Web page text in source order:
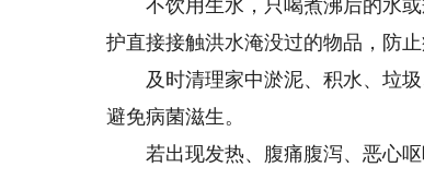
不饮用生水，只喝煮沸后的水或
护直接接触洪水淹没过的物品，防止
及时清理家中淤泥、积水、垃圾
避免病菌滋生。
若出现发热、腹痛腹泻、恶心呕